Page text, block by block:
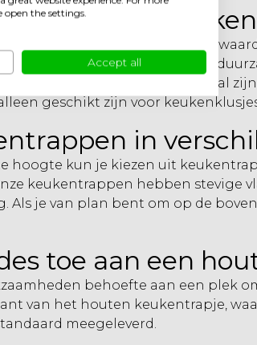
houten
worden vervaardigd uit
onze trapladders zowel
te hanteren, waardoor ze ideaal
geschikt zijn voor
in
hoogte kun je kiezen uit
keukentrappen hebben
Als je van plan bent om op de
toe aan een
behoefte aan een plek
van het houten keukentrapje,
meegeleverd.
open the settings.
Accept all